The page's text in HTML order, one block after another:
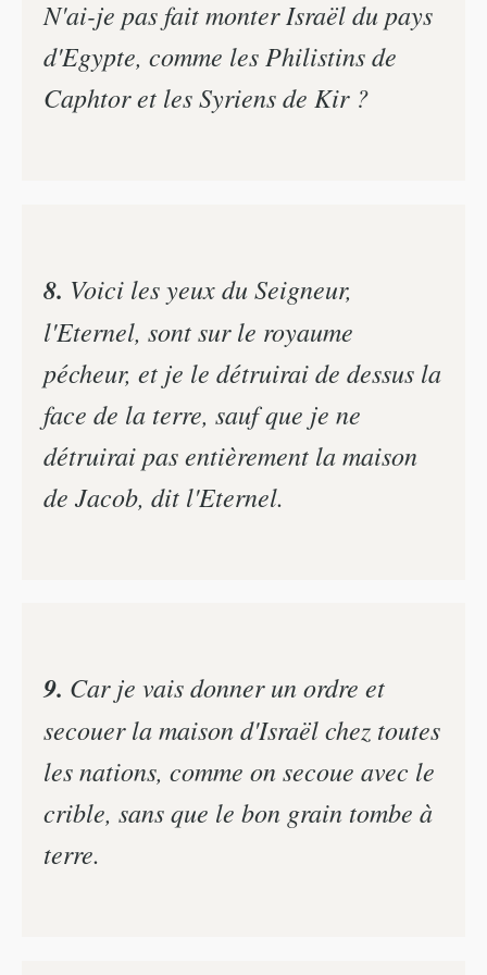
N'ai-je pas fait monter Israël du pays
d'Egypte, comme les Philistins de
Caphtor et les Syriens de Kir ?
8. Voici les yeux du Seigneur,
l'Eternel, sont sur le royaume
pécheur, et je le détruirai de dessus la
face de la terre, sauf que je ne
détruirai pas entièrement la maison
de Jacob, dit l'Eternel.
9. Car je vais donner un ordre et
secouer la maison d'Israël chez toutes
les nations, comme on secoue avec le
crible, sans que le bon grain tombe à
terre.